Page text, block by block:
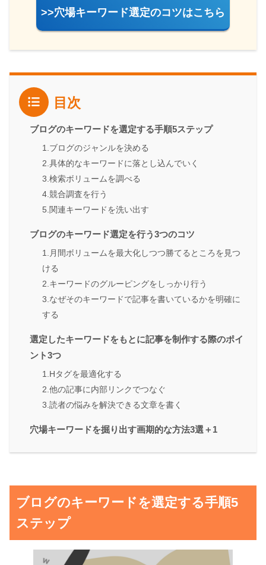
>>穴場キーワード選定のコツはこちら
目次
ブログのキーワードを選定する手順5ステップ
1.ブログのジャンルを決める
2.具体的なキーワードに落とし込んでいく
3.検索ボリュームを調べる
4.競合調査を行う
5.関連キーワードを洗い出す
ブログのキーワード選定を行う3つのコツ
1.月間ボリュームを最大化しつつ勝てるところを見つ
ける
2.キーワードのグルーピングをしっかり行う
3.なぜそのキーワードで記事を書いているかを明確に
する
選定したキーワードをもとに記事を制作する際のポイ
ント3つ
1.Hタグを最適化する
2.他の記事に内部リンクでつなぐ
3.読者の悩みを解決できる文章を書く
穴場キーワードを掘り出す画期的な方法3選＋1
ブログのキーワードを選定する手順5
ステップ